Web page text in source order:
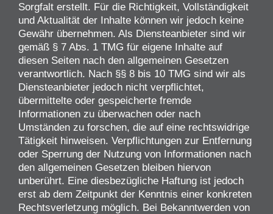
Sorgfalt erstellt. Für die Richtigkeit, Vollständigkeit
und Aktualität der Inhalte können wir jedoch keine
Gewähr übernehmen. Als Diensteanbieter sind wir
gemäß § 7 Abs. 1 TMG für eigene Inhalte auf
diesen Seiten nach den allgemeinen Gesetzen
verantwortlich. Nach §§ 8 bis 10 TMG sind wir als
Diensteanbieter jedoch nicht verpflichtet,
übermittelte oder gespeicherte fremde
Informationen zu überwachen oder nach
Umständen zu forschen, die auf eine rechtswidrige
Tätigkeit hinweisen. Verpflichtungen zur Entfernung
oder Sperrung der Nutzung von Informationen nach
den allgemeinen Gesetzen bleiben hiervon
unberührt. Eine diesbezügliche Haftung ist jedoch
erst ab dem Zeitpunkt der Kenntnis einer konkreten
Rechtsverletzung möglich. Bei Bekanntwerden von